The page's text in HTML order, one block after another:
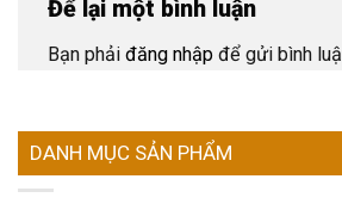
Để lại một bình luận
Bạn phải đăng nhập để gửi bình
DANH MỤC SẢN PHẨM